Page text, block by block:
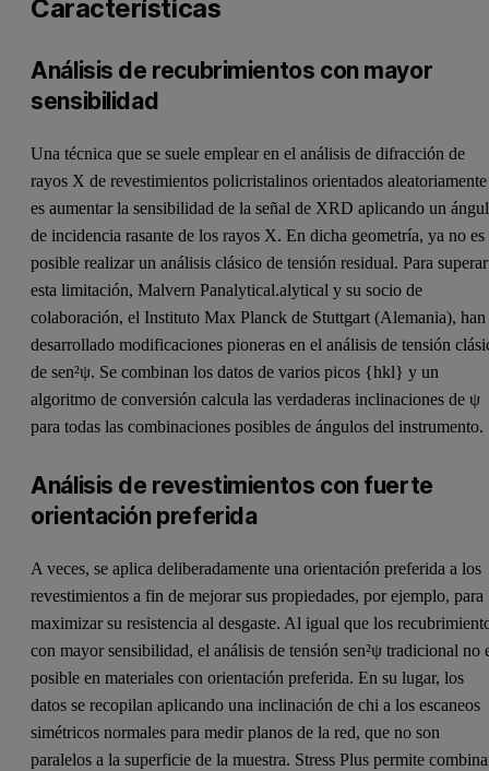
Características
Análisis de recubrimientos con mayor
sensibilidad
Una técnica que se suele emplear en el análisis de difracción de
rayos X de revestimientos policristalinos orientados aleatoriamente
es aumentar la sensibilidad de la señal de XRD aplicando un
de incidencia rasante de los rayos X. En dicha geometría, ya no es
posible realizar un análisis clásico de tensión residual. Para superar
esta limitación, Malvern Panalytical.alytical y su socio de
colaboración, el Instituto Max Planck de Stuttgart (Alemania), han
desarrollado modificaciones pioneras en el análisis de tensión
de sen²ψ. Se combinan los datos de varios picos {hkl} y un
algoritmo de conversión calcula las verdaderas inclinaciones de ψ
para todas las combinaciones posibles de ángulos del instrumento.
Análisis de revestimientos con fuerte
orientación preferida
A veces, se aplica deliberadamente una orientación preferida a los
revestimientos a fin de mejorar sus propiedades, por ejemplo, para
maximizar su resistencia al desgaste. Al igual que los
con mayor sensibilidad, el análisis de tensión sen²ψ tradicional no
posible en materiales con orientación preferida. En su lugar, los
datos se recopilan aplicando una inclinación de chi a los escaneos
simétricos normales para medir planos de la red, que no son
paralelos a la superficie de la muestra. Stress Plus permite